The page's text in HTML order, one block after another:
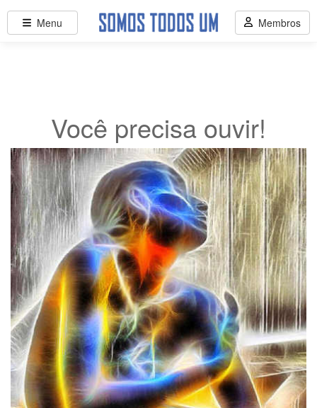
Você precisa ouvir!
Menu Membros